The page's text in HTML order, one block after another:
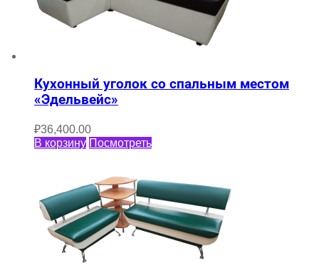
Кухонный уголок со спальным местом
«Эдельвейс»
₽36,400.00
В корзину Посмотреть